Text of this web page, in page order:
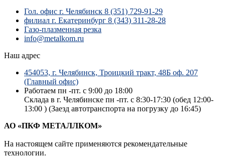
Гол. офис г. Челябинск 8 (351) 729-91-29
филиал г. Екатеринбург 8 (343) 311-28-28
Газо-плазменная резка
info@metalkom.ru
Наш адрес
454053, г. Челябинск, Троицкий тракт, 48Б оф. 207
(Главный офис)
Работаем пн -пт. с 9:00 до 18:00
Склада в г. Челябинске пн -пт. с 8:30-17:30 (обед 12:00-
13:00 ) (Заезд автотранспорта на погрузку до 16:45)
АО «ПКФ МЕТАЛЛКОМ»
На настоящем сайте применяются рекомендательные
технологии.